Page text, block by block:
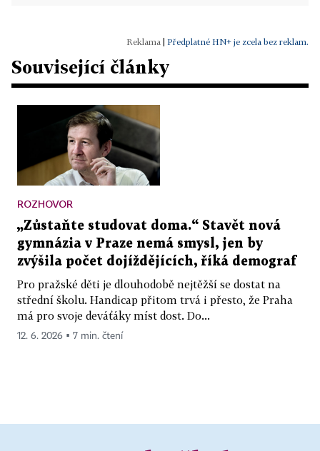
Předplatné HN+ je zcela bez reklam.
Související články
ROZHOVOR
„Zůstaňte studovat doma.“ Stavět nová
gymnázia v Praze nemá smysl, jen by
zvýšila počet dojíždějících, říká demograf
Pro pražské děti je dlouhodobě nejtěžší se dostat na
střední školu. Handicap přitom trvá i přesto, že Praha
má pro svoje deváťáky míst dost. Do...
12. 6. 2026 ▪ 7 min. čtení